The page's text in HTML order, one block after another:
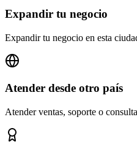
Expandir tu negocio
Expandir tu negocio en esta
Atender desde otro país
Atender ventas, soporte o